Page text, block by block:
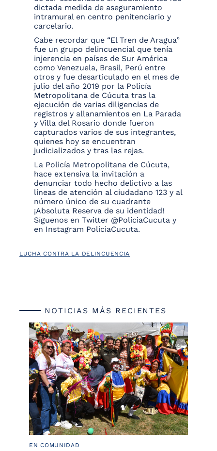
dictada medida de aseguramiento
intramural en centro penitenciario y
carcelario.
Cabe recordar que “El Tren de Aragua”
fue un grupo delincuencial que tenía
injerencia en países de Sur América
como Venezuela, Brasil, Perú entre
otros y fue desarticulado en el mes de
julio del año 2019 por la Policía
Metropolitana de Cúcuta tras la
ejecución de varias diligencias de
registros y allanamientos en La Parada
y Villa del Rosario donde fueron
capturados varios de sus integrantes,
quienes hoy se encuentran
judicializados y tras las rejas.
La Policía Metropolitana de Cúcuta,
hace extensiva la invitación a
denunciar todo hecho delictivo a las
líneas de atención al ciudadano 123 y al
número único de su cuadrante
¡Absoluta Reserva de su identidad!
Síguenos en Twitter @PoliciaCucuta y
en Instagram PoliciaCucuta.
LUCHA CONTRA LA DELINCUENCIA
NOTICIAS MÁS RECIENTES
EN COMUNIDAD